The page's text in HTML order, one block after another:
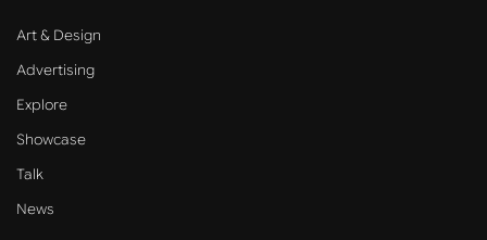
Art & Design
Advertising
Explore
Showcase
Talk
News